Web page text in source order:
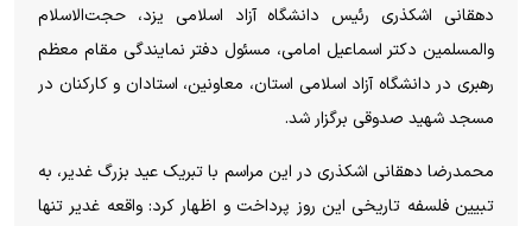
دهقانی اشکذری رئیس دانشگاه آزاد اسلامی یزد، حجت‌الاسلام
والمسلمین دکتر اسماعیل امامی، مسئول دفتر نمایندگی مقام معظم
رهبری در دانشگاه آزاد اسلامی استان، معاونین، استادان و کارکنان در
مسجد شهید صدوقی برگزار شد.
محمدرضا دهقانی اشکذری در این مراسم با تبریک عید بزرگ غدیر، به
تبیین فلسفه تاریخی این روز پرداخت و اظهار کرد: واقعه غدیر تنها